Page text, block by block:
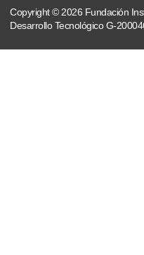
Copyright © 2026 Fundación
Desarrollo Tecnológico G-